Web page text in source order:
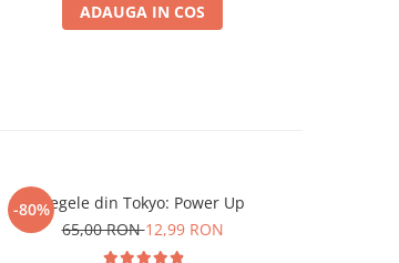
ADAUGA IN COS
-80%Regele din Tokyo: Power Up
65,00 RON12,99 RON